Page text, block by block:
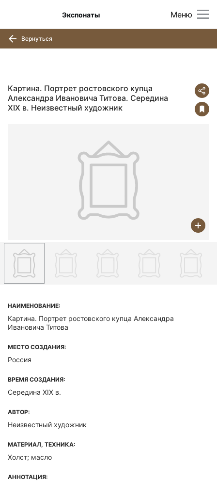
Меню
Экспонаты
Вернуться
Картина. Портрет ростовского купца
Александра Ивановича Титова. Середина
ХIХ в. Неизвестный художник
НАИМЕНОВАНИЕ:
Картина. Портрет ростовского купца Александра
Ивановича Титова
МЕСТО СОЗДАНИЯ:
Россия
ВРЕМЯ СОЗДАНИЯ:
Середина ХIХ в.
АВТОР:
Неизвестный художник
МАТЕРИАЛ, ТЕХНИКА:
Холст; масло
АННОТАЦИЯ: